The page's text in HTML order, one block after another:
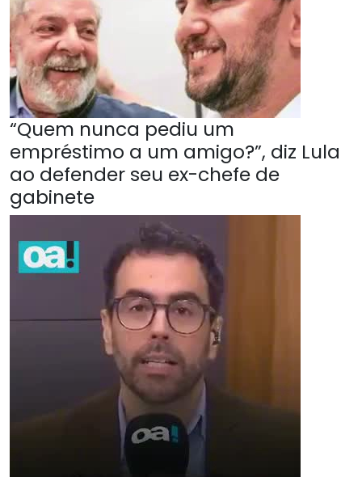
“Quem nunca pediu um
empréstimo a um amigo?”, diz Lula
ao defender seu ex-chefe de
gabinete